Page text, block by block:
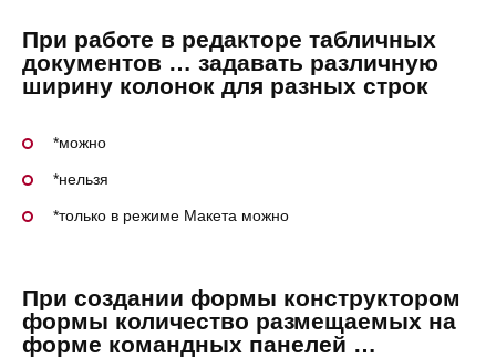
При работе в редакторе табличных
документов … задавать различную
ширину колонок для разных строк
*можно
*нельзя
*только в режиме Макета можно
При создании формы конструктором
формы количество размещаемых на
форме командных панелей …